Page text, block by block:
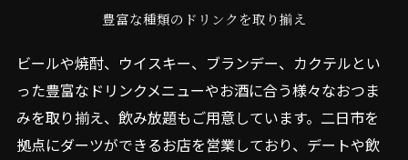
豊富な種類のドリンクを取り揃え
ビールや焼酎、ウイスキー、ブランデー、カクテルとい
った豊富なドリンクメニューやお酒に合う様々なおつま
みを取り揃え、飲み放題もご用意しています。二日市を
拠点にダーツができるお店を営業しており、デートや飲